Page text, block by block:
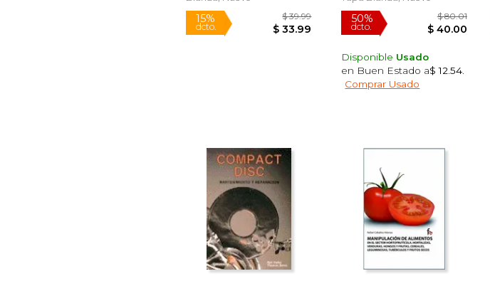
15% 50%
Disponible Usado
en Buen Estado a$ 12.54
Comprar Usado